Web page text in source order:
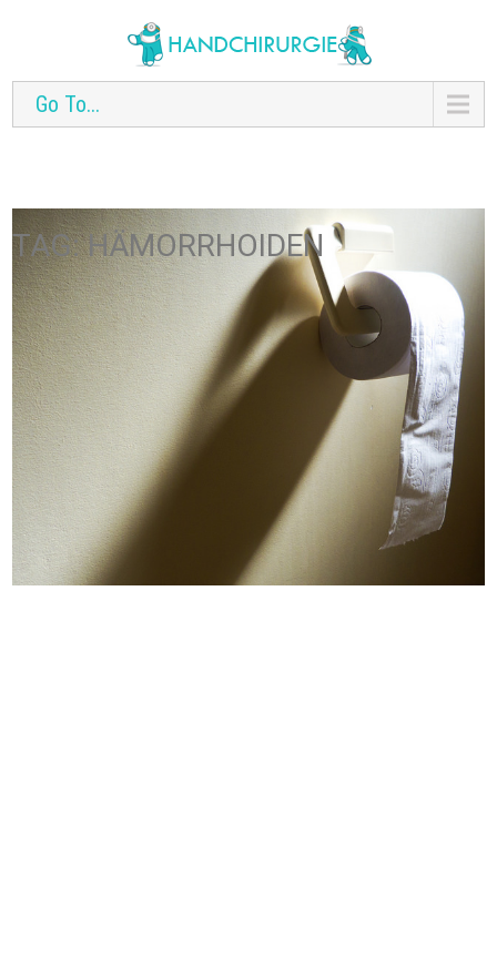
Go To...
TAG: HÄMORRHOIDEN